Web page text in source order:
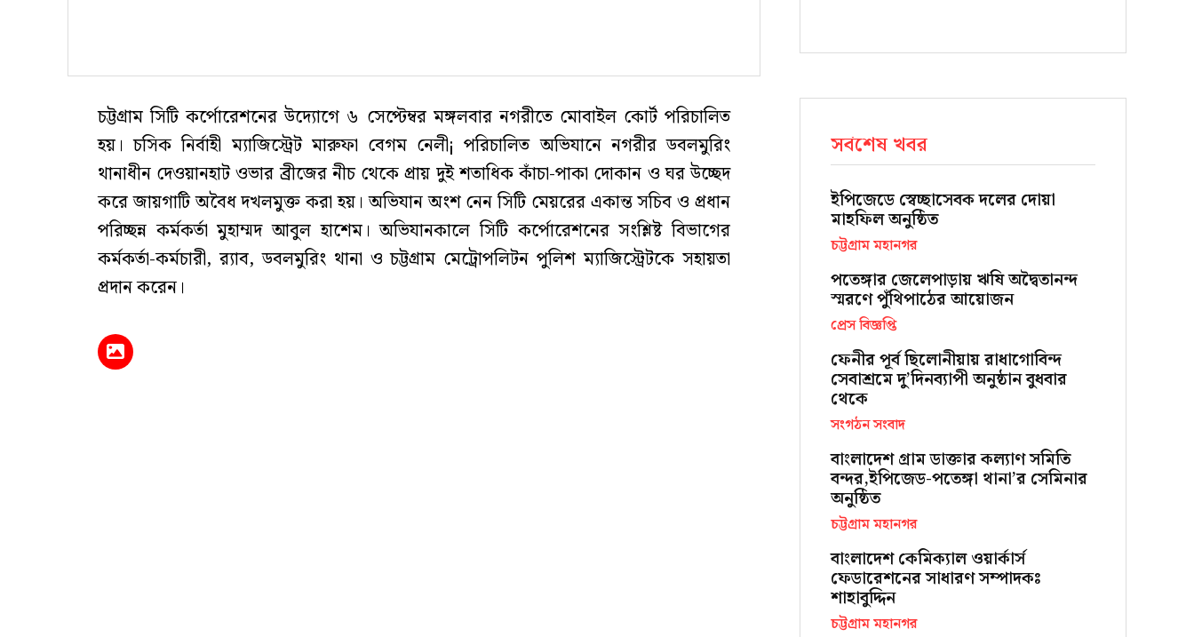
চট্টগ্রাম সিটি কর্পোরেশনের উদ্যোগে ৬ সেপ্টেম্বর মঙ্গলবার নগরীতে মোবাইল কোর্ট পরিচালিত
হয়। চসিক নির্বাহী ম্যাজিস্ট্রেট মারুফা বেগম নেলী¡ পরিচালিত অভিযানে নগরীর ডবলমুরিং
থানাধীন দেওয়ানহাট ওভার ব্রীজের নীচ থেকে প্রায় দুই শতাধিক কাঁচা-পাকা দোকান ও ঘর উচ্ছেদ
করে জায়গাটি অবৈধ দখলমুক্ত করা হয়। অভিযান অংশ নেন সিটি মেয়রের একান্ত সচিব ও প্রধান
পরিচ্ছন্ন কর্মকর্তা মুহাম্মদ আবুল হাশেম। অভিযানকালে সিটি কর্পোরেশনের সংশ্লিষ্ট বিভাগের
কর্মকর্তা-কর্মচারী, র‌্যাব, ডবলমুরিং থানা ও চট্টগ্রাম মেট্রোপলিটন পুলিশ ম্যাজিস্ট্রেটকে সহায়তা
প্রদান করেন।
সর্বশেষ খবর
ইপিজেডে স্বেচ্ছাসেবক দলের দোয়া
মাহফিল অনুষ্ঠিত
চট্টগ্রাম মহানগর
পতেঙ্গার জেলেপাড়ায় ঋষি অদ্বৈতানন্দ
স্মরণে পুঁথিপাঠের আয়োজন
প্রেস বিজ্ঞপ্তি
ফেনীর পূর্ব ছিলোনীয়ায় রাধাগোবিন্দ
সেবাশ্রমে দু’দিনব্যাপী অনুষ্ঠান বুধবার
থেকে
সংগঠন সংবাদ
বাংলাদেশ গ্রাম ডাক্তার কল্যাণ সমিতি
বন্দর,ইপিজেড-পতেঙ্গা থানা’র সেমিনার
অনুষ্ঠিত
চট্টগ্রাম মহানগর
বাংলাদেশ কেমিক্যাল ওয়ার্কার্স
ফেডারেশনের সাধারণ সম্পাদকঃ
শাহাবুদ্দিন
চট্টগ্রাম মহানগর